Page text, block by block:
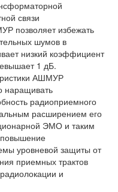
связи
позволяет избежать
шумов в
низкий коэффициент
1 дБ.
АШМУР
наращивать
радиоприемного
расширением его
ЭМО и таким
уровневой защиты от
приемных трактов
и